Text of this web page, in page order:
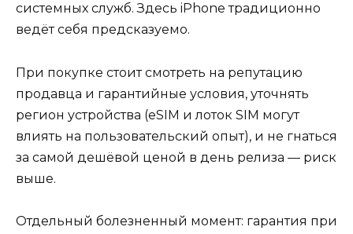
системных служб. Здесь iPhone традиционно
ведёт себя предсказуемо.
При покупке стоит смотреть на репутацию
продавца и гарантийные условия, уточнять
регион устройства (eSIM и лоток SIM могут
влиять на пользовательский опыт), и не гнаться
за самой дешёвой ценой в день релиза — риск
выше.
Отдельный болезненный момент: гарантия при